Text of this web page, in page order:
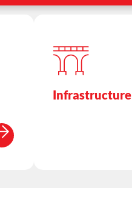
Infrastructure